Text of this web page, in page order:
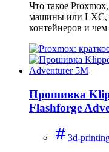
Что такое
машины или LXC,
контейнеров и
Прошивка
Flashforge
3d-